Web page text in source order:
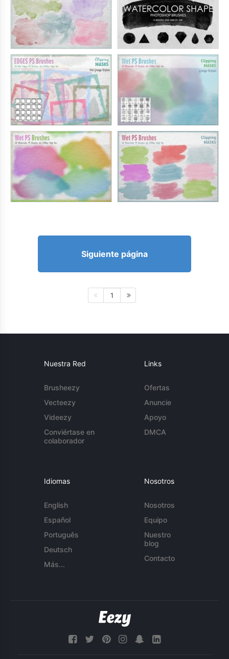
Siguiente página
1
Nuestra Red
Brusheezy
Vecteezy
Videezy
Conviértase en
colaborador
Links
Ofertas
Anuncie
Apoyo
DMCA
Idiomas
English
Español
Português
Deutsch
Más...
Nosotros
Nosotros
Equipo
Nuestro
blog
Contacto